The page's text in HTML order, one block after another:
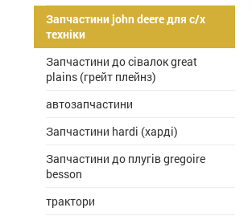
Запчастини john deere для с/х
техніки
Запчастини до сівалок great
plains (грейт плейнз)
автозапчастини
Запчастини hardi (харді)
Запчастини до плугів gregoire
besson
трактори